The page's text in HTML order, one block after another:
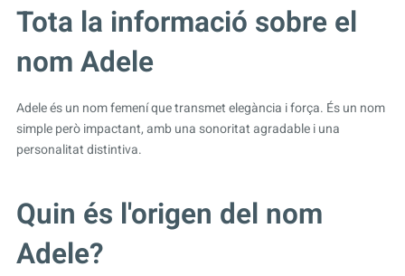
Tota la informació sobre el
nom Adele
Adele és un nom femení que transmet elegància i força. És un nom
simple però impactant, amb una sonoritat agradable i una
personalitat distintiva.
Quin és l'origen del nom
Adele?